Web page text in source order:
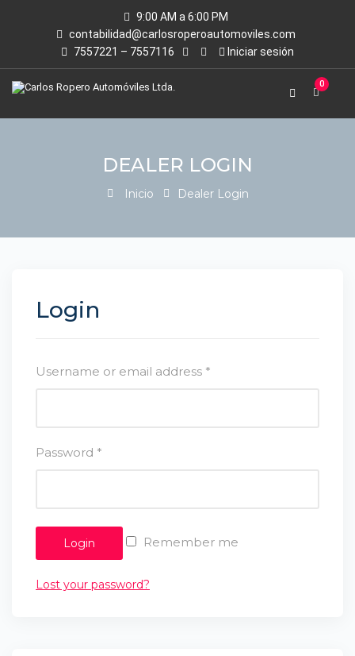
9:00 AM a 6:00 PM
contabilidad@carlosroperoautomoviles.com
7557221 – 7557116
Iniciar sesión
0
DEALER LOGIN
Inicio Dealer Login
Login
Username or email address *
Password *
Login Remember me
Lost your password?